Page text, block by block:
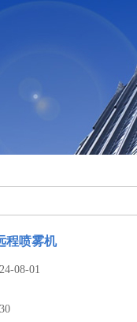
程喷雾机
08-01